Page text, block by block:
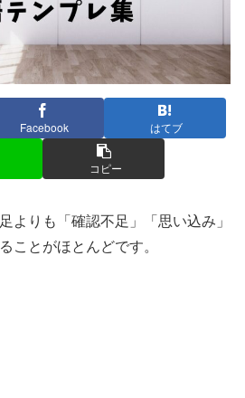
Facebook はてブ
コピー
よりも「確認不足」「思い込み」
ことがほとんどです。